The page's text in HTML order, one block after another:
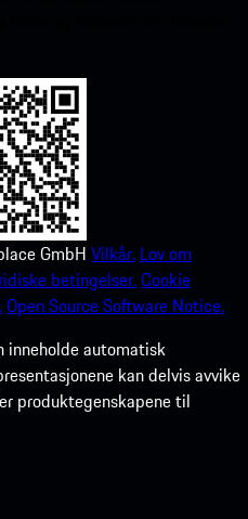
GmbH Vilkår. Lov om
betingelser.Cookie
Open Source Software Notice.
inneholde automatisk
kan delvis avvike
produktegenskapene til